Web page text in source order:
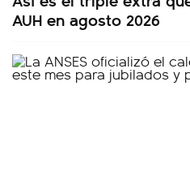
AUH en agosto 2026